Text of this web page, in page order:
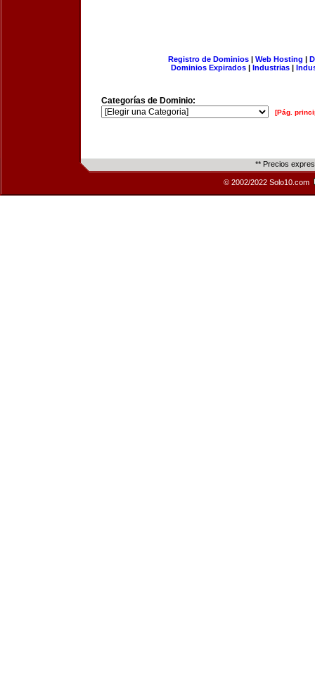
Registro de Dominios| Web Hosting |
Dominios Expirados | Industrias |
Categorías de Dominio:
[Pág.
** Precios
© 2002/2022 Solo10.com